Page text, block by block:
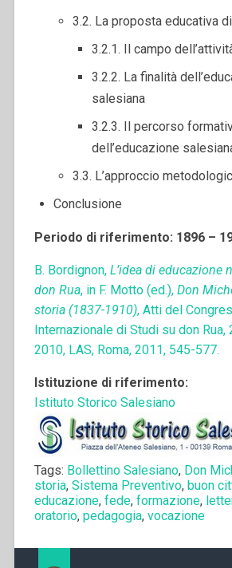
3.2. La proposta educativa
3.2.1. Il campo
3.2.2. La finalità
salesiana
3.2.3. Il percorso
dell’educazione
3.3. L’approccio
Conclusione
Periodo di riferimento: 1896 –
B. Bordignon, L’idea di educazione
don Rua, in F. Motto (ed.), Don
storia (1837-1910), Atti del
Internazionale di Studi su don
2010, LAS, Roma, 2011, 545-577.
Istituzione di riferimento:
Istituto Storico Salesiano
Tags: Bollettino Salesiano, Don
storia, Sistema Preventivo, buon
educazione, fede, formazione,
oratorio, pedagogia, vocazione